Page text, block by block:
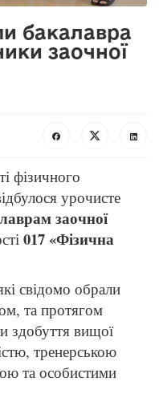
бакалавра
заочної
фізичного
урочисте
заочної
017 «Фізична
свідомо обрали
та протягом
здобуття вищої
тренерською
та особистими